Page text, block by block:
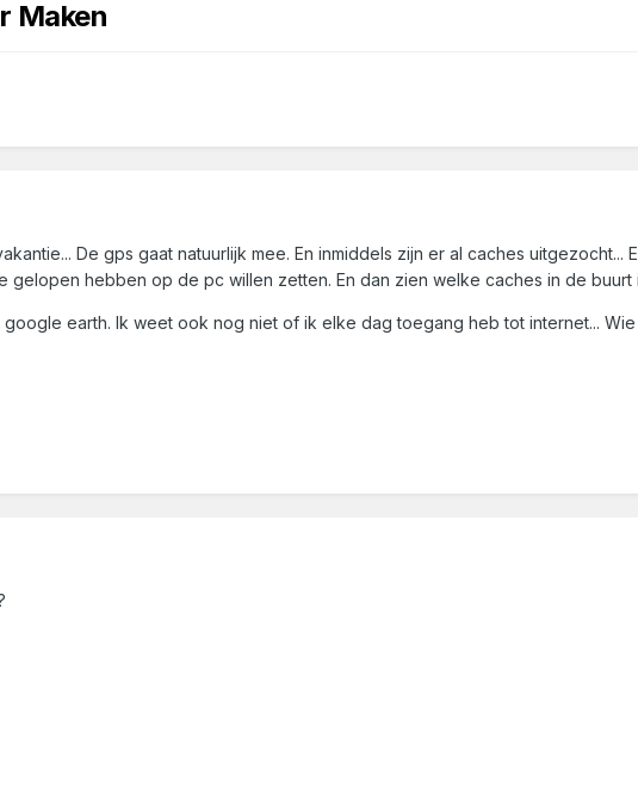
Maken
De gps gaat natuurlijk mee. En inmiddels zijn er al caches
gelopen hebben op de pc willen zetten. En dan zien welke caches in de
google earth. Ik weet ook nog niet of ik elke dag toegang heb tot internet...